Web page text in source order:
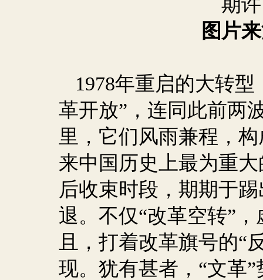
期
图片
1978年重启的大转型
革开放”，连同此前两
里，它们风雨兼程，
来中国历史上最为重
后收束时段，期期于
退。不仅“改革空转”
且，打着改革旗号的“
现。犹有甚者，“文革